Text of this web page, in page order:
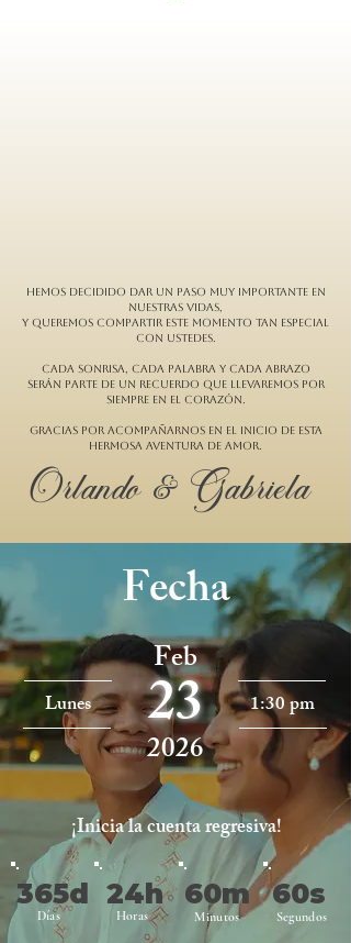
Hemos decidido dar un paso muy importante en
nuestras vidas,
y queremos compartir este momento tan especial
con ustedes.
Cada sonrisa, cada palabra y cada abrazo
serán parte de un recuerdo que llevaremos por
siempre en el corazón.
Gracias por acompañarnos en el inicio de esta
hermosa aventura de amor.
Orlando & Gabriela
Fecha
Lunes 23
Feb
2026
1:30 pm
¡Inicia la cuenta regresiva!
Días Horas Minutos Segundos
365d 24h 60m 60s